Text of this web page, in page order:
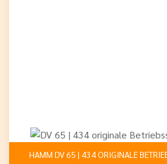
HAMM DV 65 | 434 ORIGINALE